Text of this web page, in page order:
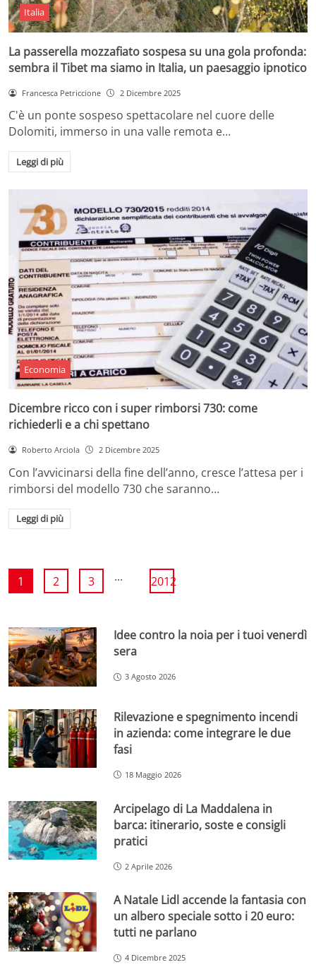
Italia
La passerella mozzafiato sospesa su una gola profonda:
sembra il Tibet ma siamo in Italia, un paesaggio ipnotico
Francesca Petriccione 2 Dicembre 2025
C'è un ponte sospeso spettacolare nel cuore delle
Dolomiti, immerso in una valle remota e…
Leggi di più
Economia
Dicembre ricco con i super rimborsi 730: come
richiederli e a chi spettano
Roberto Arciola 2 Dicembre 2025
Con l’avvicinarsi della fine dell’anno, cresce l’attesa per i
rimborsi del modello 730 che saranno…
Leggi di più
1 2 3 ... 2012
Idee contro la noia per i tuoi venerdì
sera
3 Agosto 2026
Rilevazione e spegnimento incendi
in azienda: come integrare le due
fasi
18 Maggio 2026
Arcipelago di La Maddalena in
barca: itinerario, soste e consigli
pratici
2 Aprile 2026
A Natale Lidl accende la fantasia con
un albero speciale sotto i 20 euro:
tutti ne parlano
4 Dicembre 2025